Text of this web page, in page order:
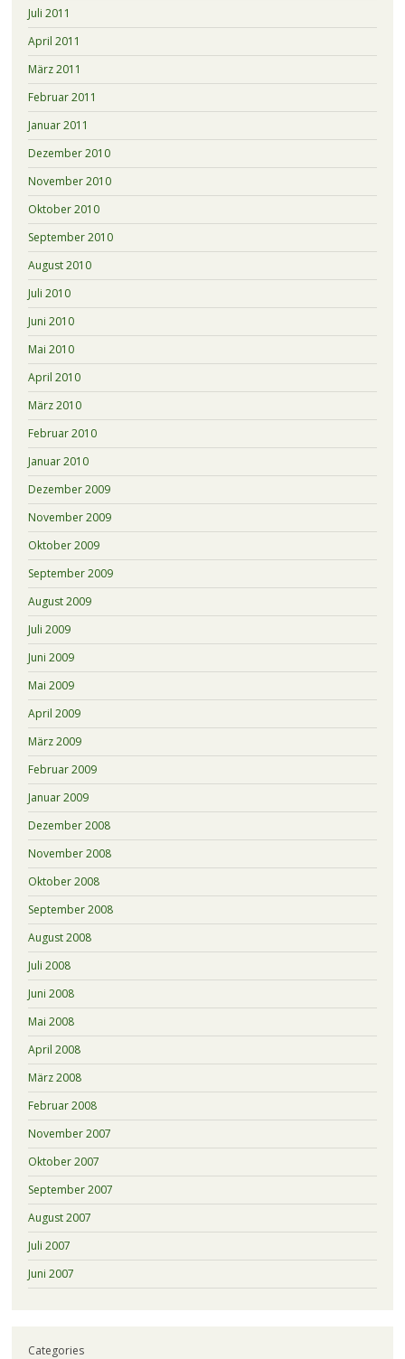
Juli 2011
April 2011
März 2011
Februar 2011
Januar 2011
Dezember 2010
November 2010
Oktober 2010
September 2010
August 2010
Juli 2010
Juni 2010
Mai 2010
April 2010
März 2010
Februar 2010
Januar 2010
Dezember 2009
November 2009
Oktober 2009
September 2009
August 2009
Juli 2009
Juni 2009
Mai 2009
April 2009
März 2009
Februar 2009
Januar 2009
Dezember 2008
November 2008
Oktober 2008
September 2008
August 2008
Juli 2008
Juni 2008
Mai 2008
April 2008
März 2008
Februar 2008
November 2007
Oktober 2007
September 2007
August 2007
Juli 2007
Juni 2007
Categories